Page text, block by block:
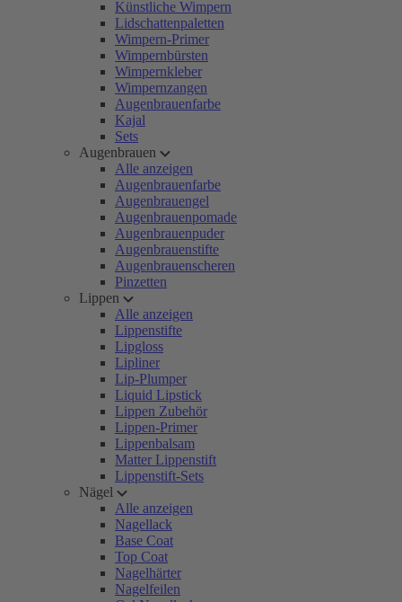
Künstliche Wimpern
Lidschattenpaletten
Wimpern-Primer
Wimpernbürsten
Wimpernkleber
Wimpernzangen
Augenbrauenfarbe
Kajal
Sets
Augenbrauen
Alle anzeigen
Augenbrauenfarbe
Augenbrauengel
Augenbrauenpomade
Augenbrauenpuder
Augenbrauenstifte
Augenbrauenscheren
Pinzetten
Lippen
Alle anzeigen
Lippenstifte
Lipgloss
Lipliner
Lip-Plumper
Liquid Lipstick
Lippen Zubehör
Lippen-Primer
Lippenbalsam
Matter Lippenstift
Lippenstift-Sets
Nägel
Alle anzeigen
Nagellack
Base Coat
Top Coat
Nagelhärter
Nagelfeilen